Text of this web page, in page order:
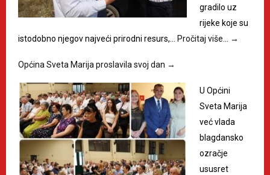
gradilo uz
rijeke koje su
istodobno njegov najveći prirodni resurs,… Pročitaj više… →
Općina Sveta Marija proslavila svoj dan →
U Općini
Sveta Marija
već vlada
blagdansko
ozračje
ususret